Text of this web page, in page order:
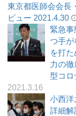
東京都医師会会長
ビュー 2021.4.30
緊急
つ手が
を打
力の
型コロ
2021.3.16
小西洋
詳細解